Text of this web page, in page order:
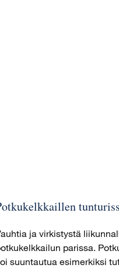
ja virkistystä
parissa.
suuntautua esimerkiksi